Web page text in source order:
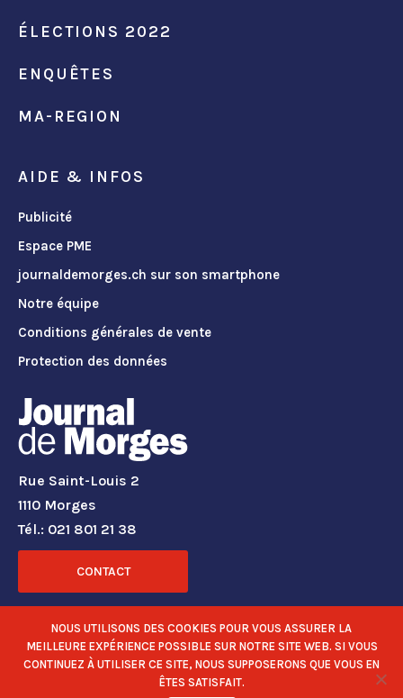
ÉLECTIONS 2022
ENQUÊTES
MA-REGION
AIDE & INFOS
Publicité
Espace PME
journaldemorges.ch sur son smartphone
Notre équipe
Conditions générales de vente
Protection des données
Rue Saint-Louis 2
1110 Morges
Tél.: 021 801 21 38
CONTACT
RÉSEAUX SOCIAUX
NOUS UTILISONS DES COOKIES POUR VOUS ASSURER LA
MEILLEURE EXPÉRIENCE POSSIBLE SUR NOTRE SITE WEB. SI VOUS
CONTINUEZ À UTILISER CE SITE, NOUS SUPPOSERONS QUE VOUS EN
ÊTES SATISFAIT.